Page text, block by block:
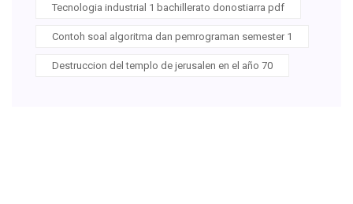
Tecnologia industrial 1 bachillerato donostiarra pdf
Contoh soal algoritma dan pemrograman semester 1
Destruccion del templo de jerusalen en el año 70